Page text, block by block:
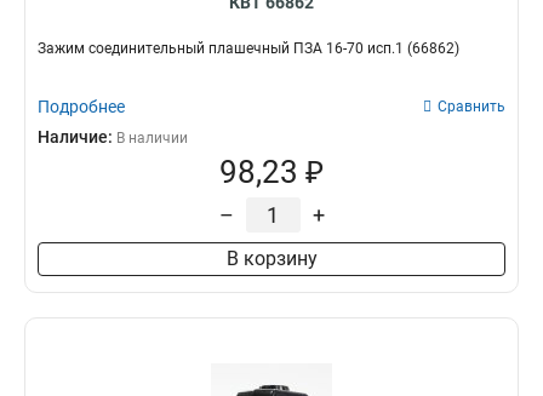
Зажим соединительный плашечный ПЗА 16-70 исп.1 (66862)
Подробнее Сравнить
Наличие: В наличии
98,23 ₽
– +
В корзину